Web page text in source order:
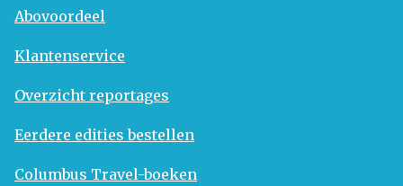
Abovoordeel
Klantenservice
Overzicht reportages
Eerdere edities bestellen
Columbus Travel-boeken